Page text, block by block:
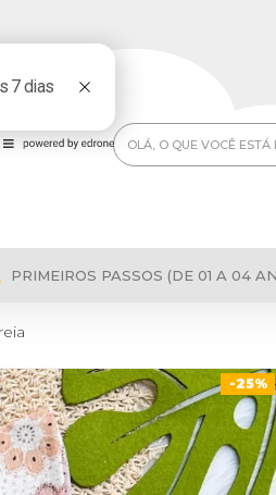
PRIMEIROS PASSOS (DE 01 A 04
-25%